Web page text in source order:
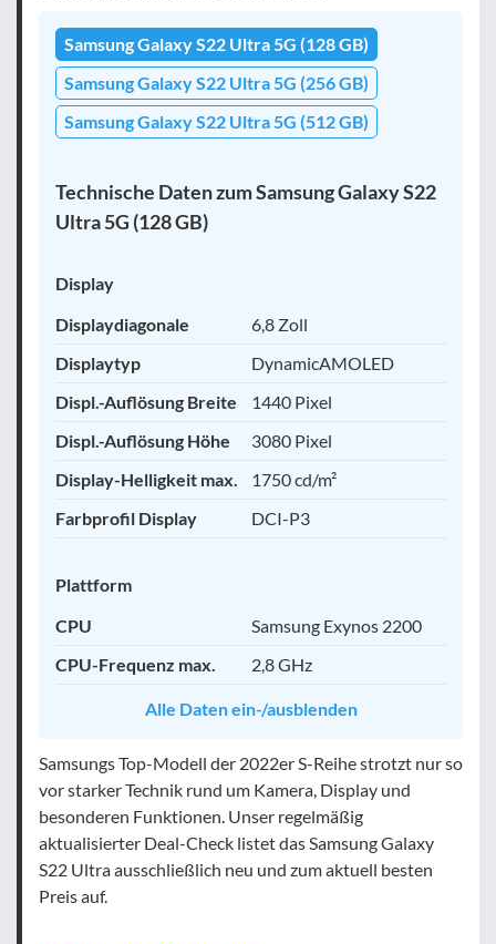
Samsung Galaxy S22 Ultra 5G (128 GB)
Samsung Galaxy S22 Ultra 5G (256 GB)
Samsung Galaxy S22 Ultra 5G (512 GB)
Technische Daten zum Samsung Galaxy S22
Ultra 5G (128 GB)
Display
Displaydiagonale
6,8 Zoll
Displaytyp
DynamicAMOLED
Displ.-Auflösung Breite
1440 Pixel
Displ.-Auflösung Höhe
3080 Pixel
Display-Helligkeit max.
1750 cd/m²
Farbprofil Display
DCI-P3
Plattform
CPU
Samsung Exynos 2200
CPU-Frequenz max.
2,8 GHz
Alle Daten ein-/ausblenden
Samsungs Top-Modell der 2022er S-Reihe strotzt nur so
vor starker Technik rund um Kamera, Display und
besonderen Funktionen. Unser regelmäßig
aktualisierter Deal-Check listet das Samsung Galaxy
S22 Ultra ausschließlich neu und zum aktuell besten
Preis auf.